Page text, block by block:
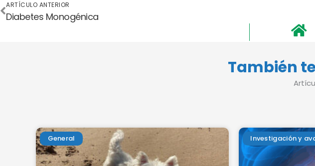
ARTÍCULO ANTERIOR
Diabetes Monogénica
También
General Investigación y